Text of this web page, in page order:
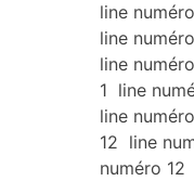
line
line
line
1 line
line
12 line
numéro 12